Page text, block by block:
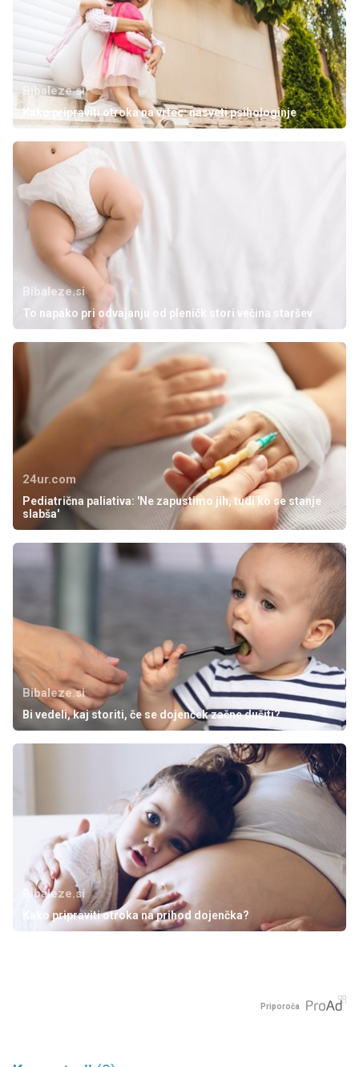
Bibaleze.si
Kako pripraviti otroka na vrtec: nasveti psihologinje
Bibaleze.si
To napako pri odvajanju od pleničk stori večina staršev
24ur.com
Pediatrična paliativa: 'Ne zapustimo jih, tudi ko se stanje
slabša'
Bibaleze.si
Bi vedeli, kaj storiti, če se dojenček začne dušiti?
Bibaleze.si
Kako pripraviti otroka na prihod dojenčka?
Priporoča